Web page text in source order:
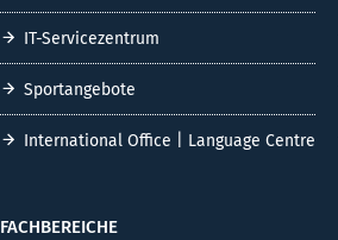
IT-Servicezentrum
Sportangebote
International Office | Language Centre
FACHBEREICHE